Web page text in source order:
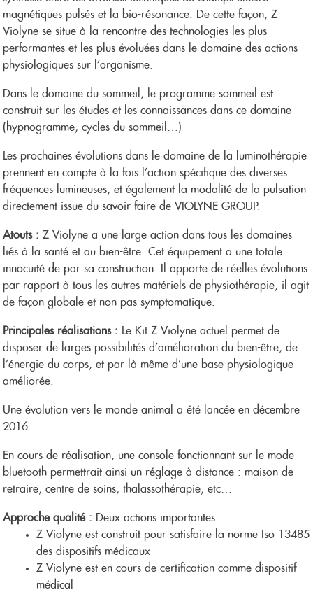
magnétiques pulsés et la bio-résonance. De cette façon, Z
Violyne se situe à la rencontre des technologies les plus
performantes et les plus évoluées dans le domaine des actions
physiologiques sur l’organisme.
Dans le domaine du sommeil, le programme sommeil est
construit sur les études et les connaissances dans ce domaine
(hypnogramme, cycles du sommeil…)
Les prochaines évolutions dans le domaine de la luminothérapie
prennent en compte à la fois l’action spécifique des diverses
fréquences lumineuses, et également la modalité de la pulsation
directement issue du savoir-faire de VIOLYNE GROUP.
Atouts :Z Violyne a une large action dans tous les domaines
liés à la santé et au bien-être. Cet équipement a une totale
innocuité de par sa construction. Il apporte de réelles évolutions
par rapport à tous les autres matériels de physiothérapie, il agit
de façon globale et non pas symptomatique.
Principales réalisations : Le Kit Z Violyne actuel permet de
disposer de larges possibilités d’amélioration du bien-être, de
l’énergie du corps, et par là même d’une base physiologique
améliorée.
Une évolution vers le monde animal a été lancée en décembre
2016.
En cours de réalisation, une console fonctionnant sur le mode
bluetooth permettrait ainsi un réglage à distance : maison de
retraire, centre de soins, thalassothérapie, etc…
Approche qualité : Deux actions importantes :
Z Violyne est construit pour satisfaire la norme Iso 13485
des dispositifs médicaux
Z Violyne est en cours de certification comme dispositif
médical